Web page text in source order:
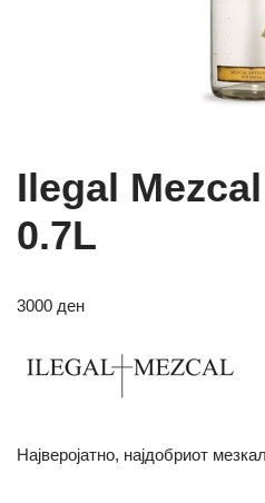
Ilegal
0.7L
3000 ден
Најверојатно, најдобриот